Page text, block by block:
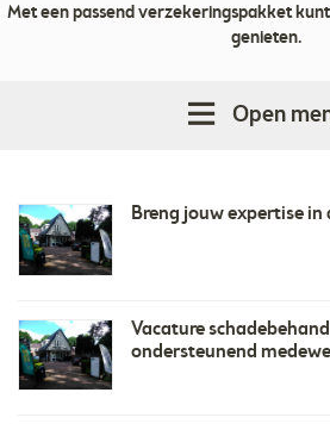
Met een passend verzekeringspakket
genieten.
Open
Breng jouw expertise in
Vacature
ondersteunend